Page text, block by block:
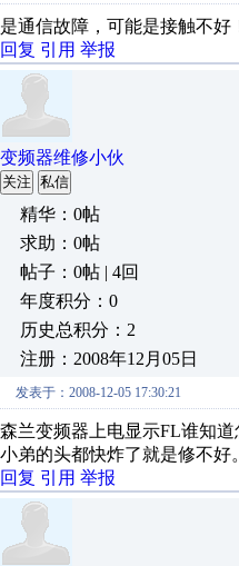
是通信故障，可能是接触不好
回复 引用 举报
变频器维修小伙
关注 私信
精华：0帖
求助：0帖
帖子：0帖 | 4回
年度积分：0
历史总积分：2
注册：2008年12月05日
发表于：2008-12-05 17:30:21
森兰变频器上电显示FL谁知道
小弟的头都快炸了就是修不好
回复 引用 举报